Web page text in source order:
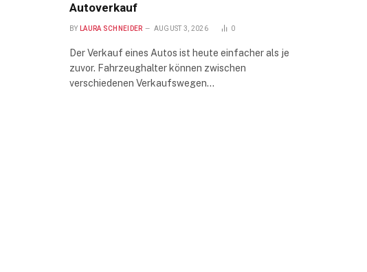
Autoverkauf
BY LAURA SCHNEIDER AUGUST 3, 2026 0
Der Verkauf eines Autos ist heute einfacher als je
zuvor. Fahrzeughalter können zwischen
verschiedenen Verkaufswegen…